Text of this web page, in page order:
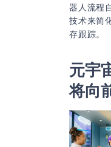
器人流程
技术来简
存跟踪。
元宇
将向